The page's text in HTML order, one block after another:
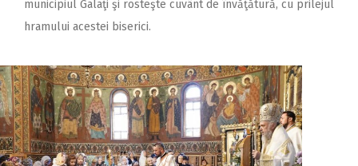
municipiul Galaţi şi rosteşte cuvânt de învăţătură, cu prilejul
hramului acestei biserici.